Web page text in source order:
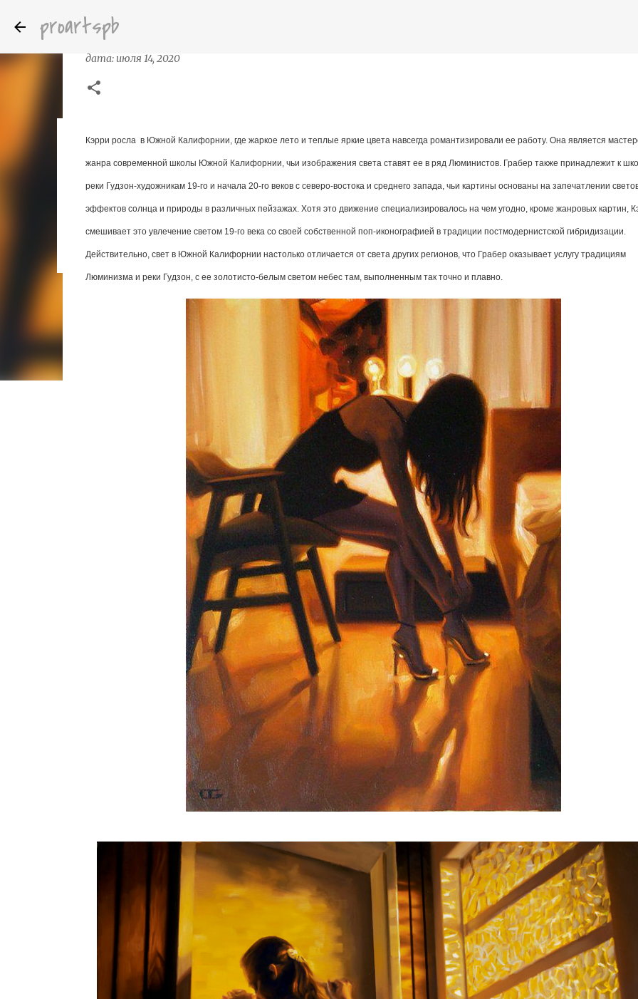
proartspb
Бумажные скульптуры канадского художника Келвина Николса (Calvin Nicholls)
дата:октября 14, 2022
8
дата: июля 14, 2020
Кэрри росла в Южной Калифорнии, где жаркое лето и теплые яркие цвета навсегда романтизировали ее работу. Она является
жанра современной школы Южной Калифорнии, чьи изображения света ставят ее в ряд Люминистов. Грабер также принадлежит к
реки Гудзон-художникам 19-го и начала 20-го веков с северо-востока и среднего запада, чьи картины основаны на запечатлении
эффектов солнца и природы в различных пейзажах. Хотя это движение специализировалось на чем угодно, кроме жанровых картин,
смешивает это увлечение светом 19-го века со своей собственной поп-иконографией в традиции постмодернистской гибридизации.
Действительно, свет в Южной Калифорнии настолько отличается от света других регионов, что Грабер оказывает услугу традициям
Люминизма и реки Гудзон, с ее золотисто-белым светом небес там, выполненным так точно и плавно.